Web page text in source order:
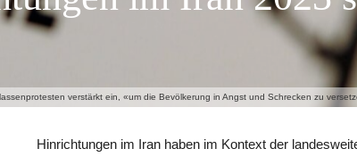
verstärkt ein, «um die Bevölkerung in Angst und Schrecken zu
Hinrichtungen im Iran haben im Kontext der